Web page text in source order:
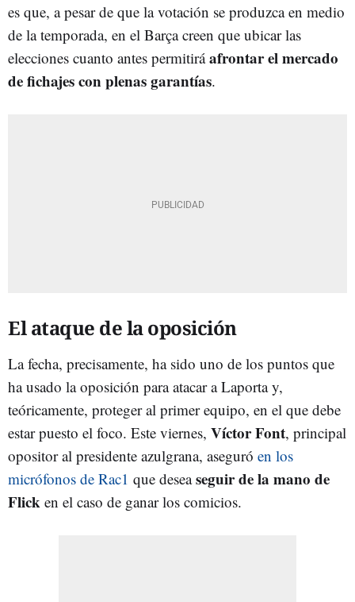
es que, a pesar de que la votación se produzca en medio
de la temporada, en el Barça creen que ubicar las
elecciones cuanto antes permitiráafrontar el mercado
de fichajes con plenas garantías.
El ataque de la oposición
La fecha, precisamente, ha sido uno de los puntos que
ha usado la oposición para atacar a Laporta y,
teóricamente, proteger al primer equipo, en el que debe
estar puesto el foco. Este viernes, Víctor Font, principal
opositor al presidente azulgrana, aseguró en los
micrófonos de Rac1 que deseaseguir de la mano de
Flick en el caso de ganar los comicios.